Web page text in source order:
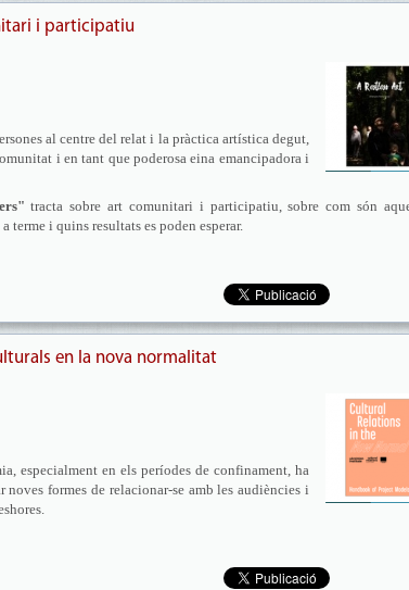
i participatiu
al centre del relat i la pràctica artística degut,
i en tant que poderosa eina emancipadora i
tracta sobre art comunitari i participatiu, sobre com són
terme i quins resultats es poden esperar.
en la nova normalitat
especialment en els períodes de confinament, ha
formes de relacionar-se amb les audiències i